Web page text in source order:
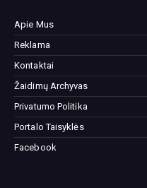
Apie Mus
Reklama
Kontaktai
Žaidimų Archyvas
Privatumo Politika
Portalo Taisyklės
Facebook